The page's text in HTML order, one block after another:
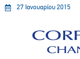
27 Ιανουαρίου 2015